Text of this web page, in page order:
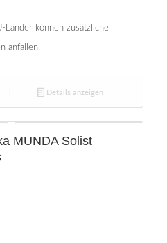
Länder können zusätzliche
anfallen.
Details anzeigen
MUNDA Solist